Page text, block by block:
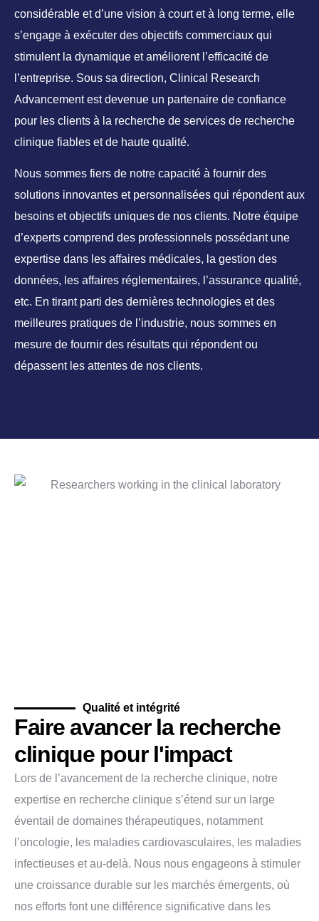
considérable et d’une vision à court et à long terme, elle
s’engage à exécuter des objectifs commerciaux qui
stimulent la dynamique et améliorent l’efficacité de
l’entreprise. Sous sa direction, Clinical Research
Advancement est devenue un partenaire de confiance
pour les clients à la recherche de services de recherche
clinique fiables et de haute qualité.
Nous sommes fiers de notre capacité à fournir des
solutions innovantes et personnalisées qui répondent aux
besoins et objectifs uniques de nos clients. Notre équipe
d’experts comprend des professionnels possédant une
expertise dans les affaires médicales, la gestion des
données, les affaires réglementaires, l’assurance qualité,
etc. En tirant parti des dernières technologies et des
meilleures pratiques de l’industrie, nous sommes en
mesure de fournir des résultats qui répondent ou
dépassent les attentes de nos clients.
Qualité et intégrité
Faire avancer la recherche
clinique pour l'impact
Lors de l’avancement de la recherche clinique, notre
expertise en recherche clinique s’étend sur un large
éventail de domaines thérapeutiques, notamment
l’oncologie, les maladies cardiovasculaires, les maladies
infectieuses et au-delà. Nous nous engageons à stimuler
une croissance durable sur les marchés émergents, où
nos efforts font une différence significative dans les